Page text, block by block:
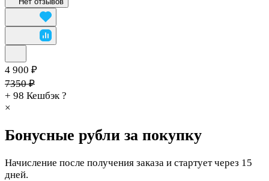
4 900 ₽
7350 ₽
+ 98 Кешбэк ?
×
Бонусные рубли за покупку
Начисление после получения заказа и стартует через 15
дней.